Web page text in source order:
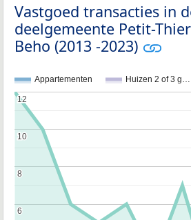
Vastgoed transacties in
deelgemeente Petit-
Beho (2013 -2023)
Appartementen Huizen 2 of 3 g…
6
6
8
8
10
10
12
12